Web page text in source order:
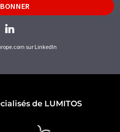
sur LinkedIn
de LUMITOS